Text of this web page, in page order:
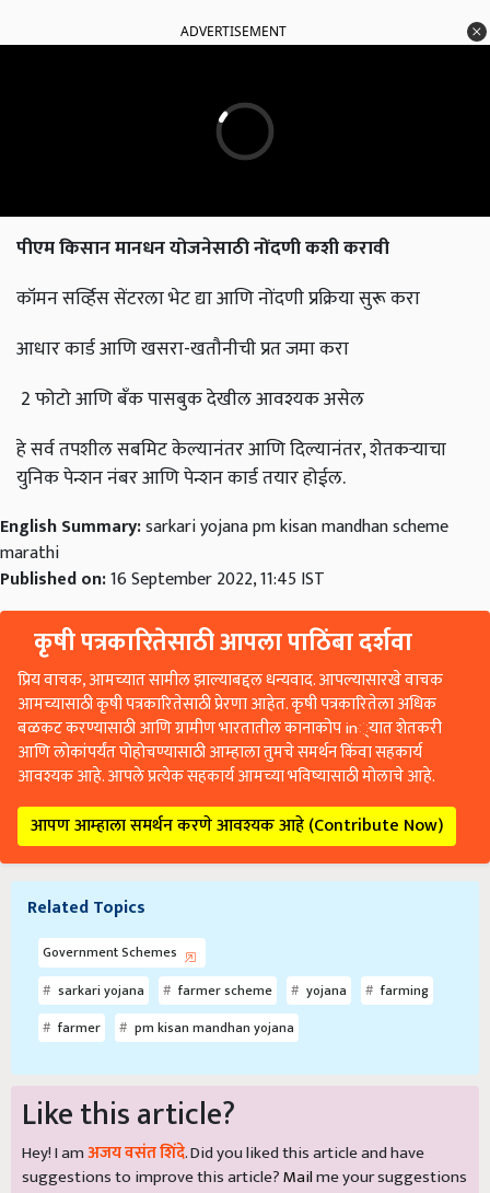
ADVERTISEMENT
पीएम किसान मानधन योजनेसाठी नोंदणी कशी करावी
कॉमन सर्व्हिस सेंटरला भेट द्या आणि नोंदणी प्रक्रिया सुरू करा
आधार कार्ड आणि खसरा-खतौनीची प्रत जमा करा
2 फोटो आणि बँक पासबुक देखील आवश्यक असेल
हे सर्व तपशील सबमिट केल्यानंतर आणि दिल्यानंतर, शेतकऱ्याचा
युनिक पेन्शन नंबर आणि पेन्शन कार्ड तयार होईल.
English Summary:sarkari yojana pm kisan mandhan scheme
marathi
Published on:16 September 2022, 11:45 IST
कृषी पत्रकारितेसाठी आपला पाठिंबा दर्शवा
प्रिय वाचक, आमच्यात सामील झाल्याबद्दल धन्यवाद. आपल्यासारखे वाचक
आमच्यासाठी कृषी पत्रकारितेसाठी प्रेरणा आहेत. कृषी पत्रकारितेला अधिक
बळकट करण्यासाठी आणि ग्रामीण भारतातील कानाकोप in्यात शेतकरी
आणि लोकांपर्यंत पोहोचण्यासाठी आम्हाला तुमचे समर्थन किंवा सहकार्य
आवश्यक आहे. आपले प्रत्येक सहकार्य आमच्या भविष्यासाठी मोलाचे आहे.
आपण आम्हाला समर्थन करणे आवश्यक आहे (Contribute Now)
Related Topics
Government Schemes
sarkari yojana
farmer scheme yojana
farming
farmer
pm kisan mandhan yojana
Like this article?
Hey! I amअजय वसंत शिंदे. Did you liked this article and have
suggestions to improve this article?Mailme your suggestions